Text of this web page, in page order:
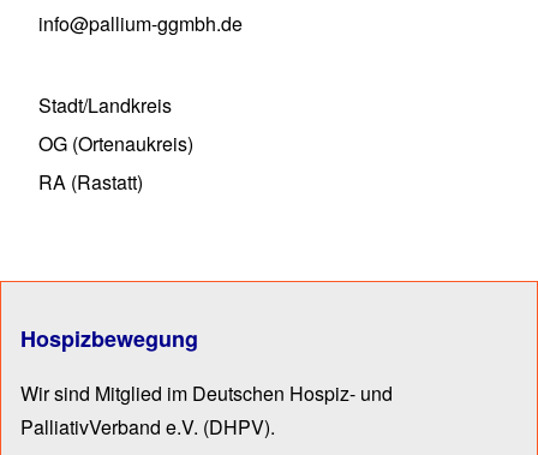
info@pallium-ggmbh.de
Stadt/Landkreis
OG (Ortenaukreis)
RA (Rastatt)
Hospizbewegung
Wir sind Mitglied im Deutschen Hospiz- und
PalliativVerband e.V. (DHPV).